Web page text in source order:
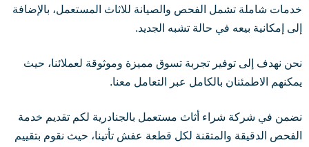
خدمات شاملة تشمل الفحص والصيانة للاثاث المستعمل، بالإضافة
إلى إمكانية بيعه في حالة تشبه الجديد.
نحن نهدف إلى توفير تجربة تسوق مميزة وموثوقة لعملائنا، حيث
يمكنهم الاطمئنان بالكامل عبر التعامل معنا.
نضمن في شركة شراء أثاث مستعمل بالجنادرية لكم تقديم خدمة
الفحص الدقيقة والمتقنة لكل قطعة عفش تأتينا، حيث نقوم بتقييم